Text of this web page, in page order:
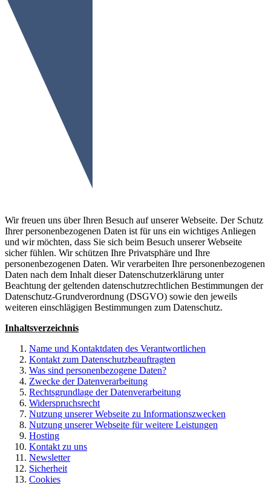
Wir freuen uns über Ihren Besuch auf unserer Webseite. Der Schutz
Ihrer personenbezogenen Daten ist für uns ein wichtiges Anliegen
und wir möchten, dass Sie sich beim Besuch unserer Webseite
sicher fühlen. Wir schützen Ihre Privatsphäre und Ihre
personenbezogenen Daten. Wir verarbeiten Ihre personenbezogenen
Daten nach dem Inhalt dieser Datenschutzerklärung unter
Beachtung der geltenden datenschutzrechtlichen Bestimmungen der
Datenschutz-Grundverordnung (DSGVO) sowie den jeweils
weiteren einschlägigen Bestimmungen zum Datenschutz.
Inhaltsverzeichnis
Name und Kontaktdaten des Verantwortlichen
Kontakt zum Datenschutzbeauftragten
Was sind personenbezogene Daten?
Zwecke der Datenverarbeitung
Rechtsgrundlage der Datenverarbeitung
Widerspruchsrecht
Nutzung unserer Webseite zu Informationszwecken
Nutzung unserer Webseite für weitere Leistungen
Hosting
Kontakt zu uns
Newsletter
Sicherheit
Cookies